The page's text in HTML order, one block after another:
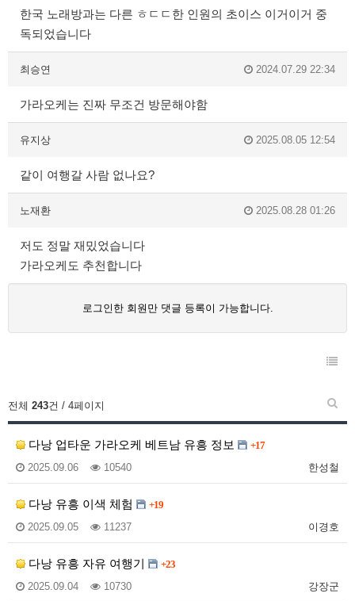
한국 노래방과는 다른 ㅎㄷㄷ한 인원의 초이스 이거이거 중
독되었습니다
최승연 2024.07.29 22:34
가라오케는 진짜 무조건 방문해야함
유지상 2025.08.05 12:54
같이 여행갈 사람 없나요?
노재환 2025.08.28 01:26
저도 정말 재밌었습니다
가라오케도 추천합니다
로그인한 회원만 댓글 등록이 가능합니다.
전체 243건 / 4페이지
다낭 업타운 가라오케 베트남 유흥 정보 +17
한성철
2025.09.06 10540
다낭 유흥 이색 체험 +19
이경호
2025.09.05 11237
다낭 유흥 자유 여행기 +23
강장군
2025.09.04 10730